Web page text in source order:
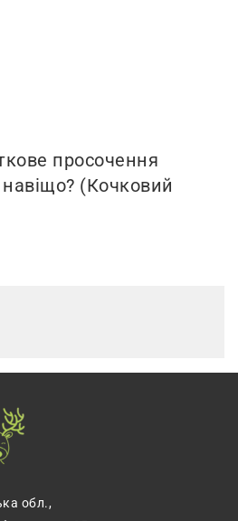
просочення
(Кочковий
обл.,